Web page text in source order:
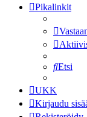
Pikalinkit
Etsi
UKK
Kirjaudu